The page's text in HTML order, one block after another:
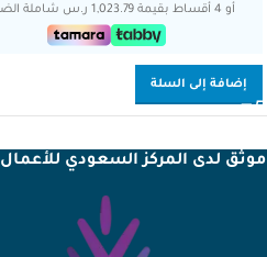
أو 4 أقساط بقيمة 1,023.79 ر.س شاملة الضريبة
إضافة إلى السلة
موثق لدى المركز السعودي للأعمال